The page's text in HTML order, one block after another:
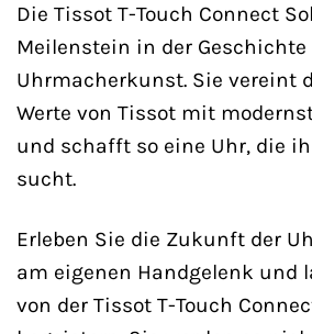
Die Tissot T-Touch Connect
Meilenstein in der Geschichte
Uhrmacherkunst. Sie vereint
Werte von Tissot mit
und schafft so eine Uhr, die
sucht.
Erleben Sie die Zukunft der
am eigenen Handgelenk und
von der Tissot T-Touch